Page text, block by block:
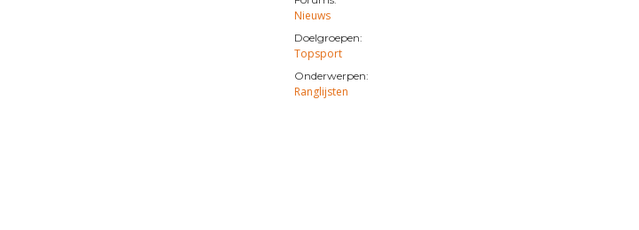
Nieuws
Doelgroepen:
Topsport
Onderwerpen:
Ranglijsten